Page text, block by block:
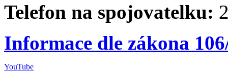
Telefon na spojovatelku:
Informace dle zákona
YouTube